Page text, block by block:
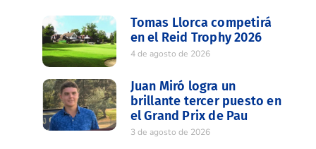
Tomas Llorca competirá
en el Reid Trophy 2026
4 de agosto de 2026
Juan Miró logra un
brillante tercer puesto en
el Grand Prix de Pau
3 de agosto de 2026